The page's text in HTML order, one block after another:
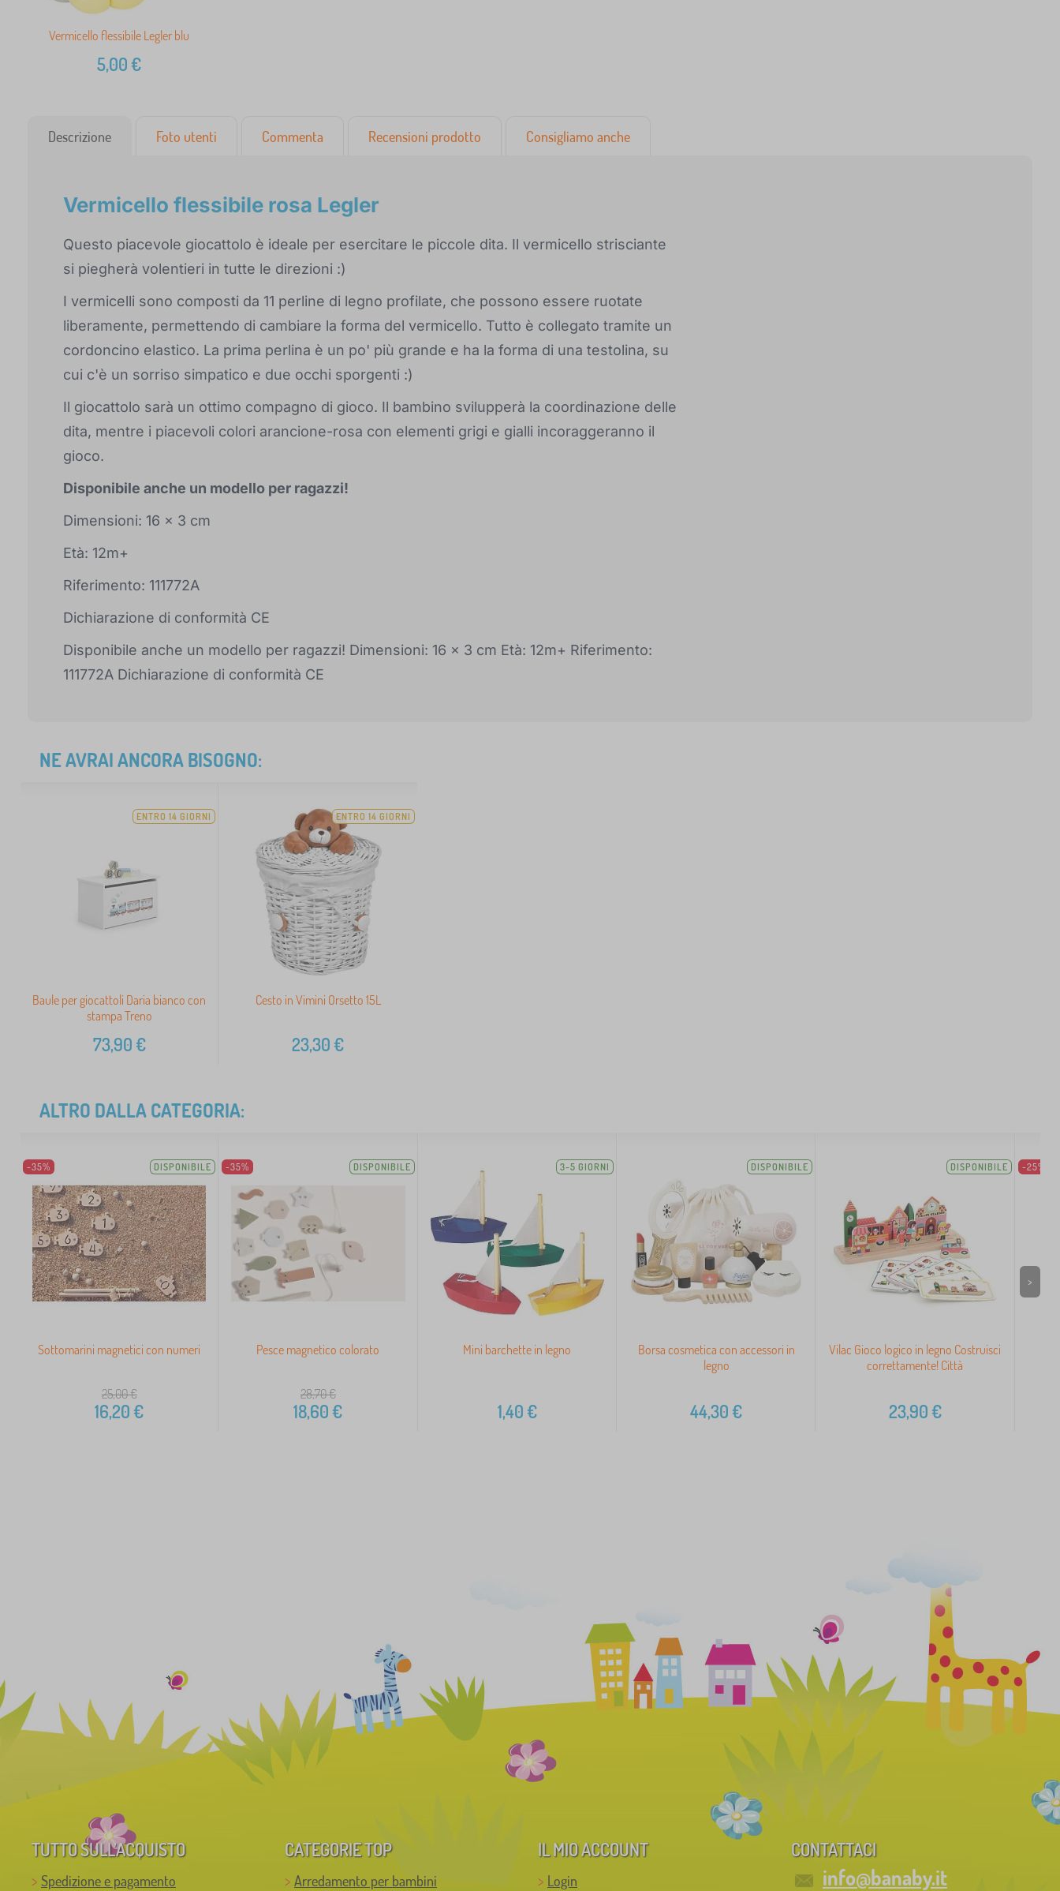
Vermicello flessibile Legler blu
5,00€
Descrizione Foto utenti Commenta Recensioni prodotto Consigliamo anche
Vermicello flessibile rosa Legler
Questo piacevole giocattolo è ideale per esercitare le piccole dita. Il vermicello strisciante
si piegherà volentieri in tutte le direzioni :)
I vermicelli sono composti da 11 perline di legno profilate, che possono essere ruotate
liberamente, permettendo di cambiare la forma del vermicello. Tutto è collegato tramite un
cordoncino elastico. La prima perlina è un po' più grande e ha la forma di una testolina, su
cui c'è un sorriso simpatico e due occhi sporgenti :)
Il giocattolo sarà un ottimo compagno di gioco. Il bambino svilupperà la coordinazione delle
dita, mentre i piacevoli colori arancione-rosa con elementi grigi e gialli incoraggeranno il
gioco.
Disponibile anche un modello per ragazzi!
Dimensioni: 16 x 3 cm
Età: 12m+
Riferimento: 111772A
Dichiarazione di conformità CE
Disponibile anche un modello per ragazzi! Dimensioni: 16 x 3 cm Età: 12m+ Riferimento:
111772A Dichiarazione di conformità CE
NE AVRAI ANCORA BISOGNO:
ENTRO 14 GIORNI
Baule per giocattoli Daria bianco con
stampa Treno
73,90€
ENTRO 14 GIORNI
Cesto in Vimini Orsetto 15L
23,30€
ALTRO DALLA CATEGORIA:
-35% DISPONIBILE
Sottomarini magnetici con numeri
25,00€
16,20€
-35% DISPONIBILE
Pesce magnetico colorato
28,70€
18,60€
3-5 GIORNI
Mini barchette in legno
1,40€
DISPONIBILE
Borsa cosmetica con accessori in
legno
44,30€
DISPONIBILE
Vilac Gioco logico in legno Costruisci
correttamente! Città
23,90€
-25%
>
TUTTO SULL’ACQUISTO
Spedizione e pagamento
CATEGORIE TOP
Arredamento per bambini
IL MIO ACCOUNT
Login
CONTATTACI
info@banaby.it